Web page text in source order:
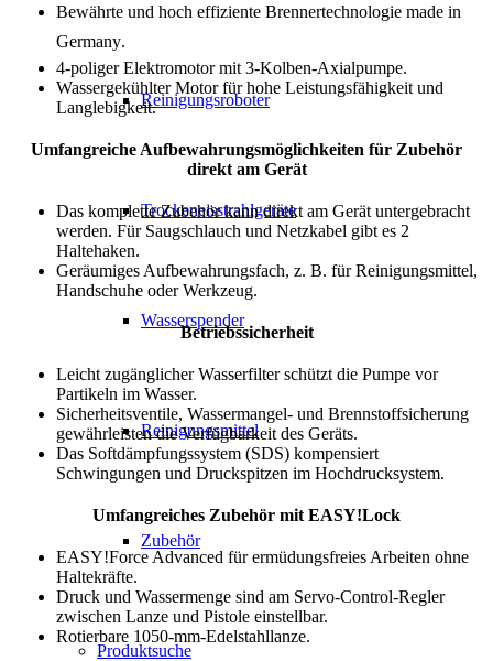
Reinigungsroboter
Trockeneisstrahlgeräte
Wasserspender
Reinigungsmittel
Zubehör
Produktsuche
Bewährte und hoch effiziente Brennertechnologie made in
Germany.
4-poliger Elektromotor mit 3-Kolben-Axialpumpe.
Wassergekühlter Motor für hohe Leistungsfähigkeit und
Langlebigkeit.
Umfangreiche Aufbewahrungsmöglichkeiten für Zubehör
direkt am Gerät
Das komplette Zubehör kann direkt am Gerät untergebracht
werden. Für Saugschlauch und Netzkabel gibt es 2
Haltehaken.
Geräumiges Aufbewahrungsfach, z. B. für Reinigungsmittel,
Handschuhe oder Werkzeug.
Betriebssicherheit
Leicht zugänglicher Wasserfilter schützt die Pumpe vor
Partikeln im Wasser.
Sicherheitsventile, Wassermangel- und Brennstoffsicherung
gewährleisten die Verfügbarkeit des Geräts.
Das Softdämpfungssystem (SDS) kompensiert
Schwingungen und Druckspitzen im Hochdrucksystem.
Umfangreiches Zubehör mit EASY!Lock
EASY!Force Advanced für ermüdungsfreies Arbeiten ohne
Haltekräfte.
Druck und Wassermenge sind am Servo-Control-Regler
zwischen Lanze und Pistole einstellbar.
Rotierbare 1050-mm-Edelstahllanze.